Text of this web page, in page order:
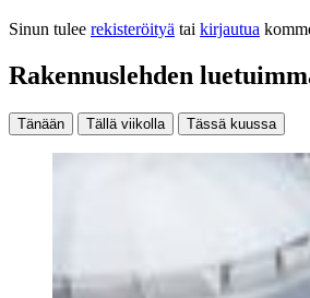
Sinun tulee rekisteröityä tai kirjautua
Rakennuslehden
Tänään Tällä viikolla Tässä kuussa